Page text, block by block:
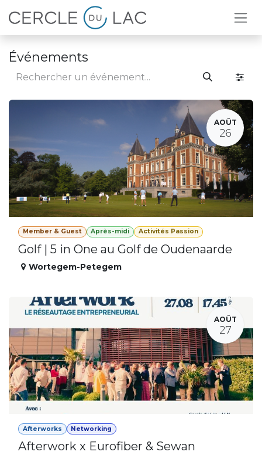
Se rendre au contenu
Événements
AOÛT
26
Member & Guest Après-midi Activités Passion
Golf | 5 in One au Golf de Oudenaarde
Wortegem-Petegem
AOÛT
27
Afterworks Networking
Afterwork x Eurofiber & Sewan